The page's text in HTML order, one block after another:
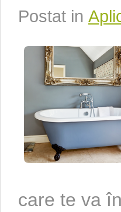
Postat in
care te va